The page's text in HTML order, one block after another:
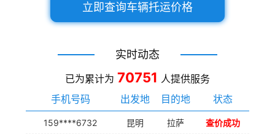
立即查询车辆托运价格
实时动态
已为累计为 70751 人提供服务
手机号码
出发地 目的地 状态
159****6732 昆明 拉萨 查价成功